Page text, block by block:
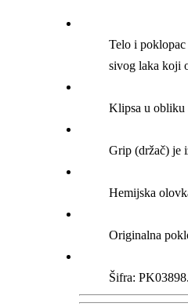
Telo i poklopac
sivog laka koji
Klipsa u obliku
Grip (držač) je
Hemijska
Originalna
Šifra: PK03898.